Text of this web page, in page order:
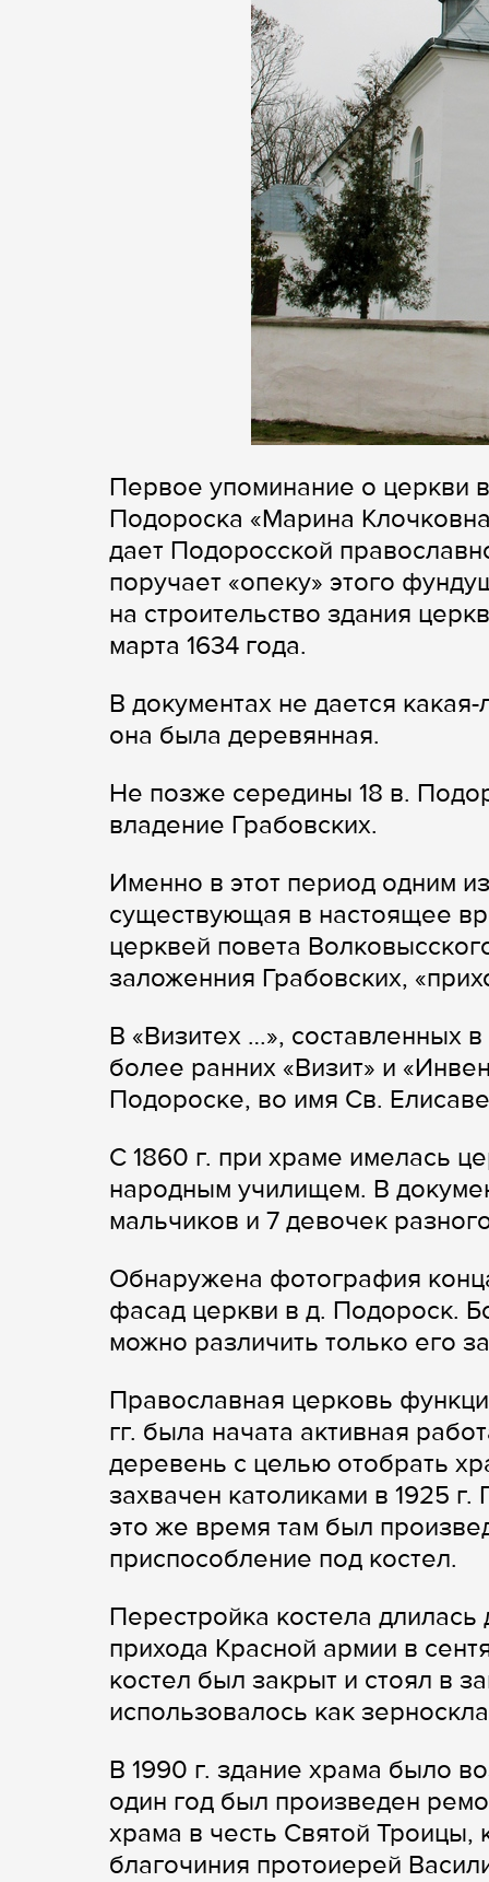
Первое упоминание о церкви
Подороска «Марина
дает Подоросской
поручает «опеку» этого
на строительство здания
марта 1634 года.
В документах не дается
она была деревянная.
Не позже середины 18 в.
владение Грабовских.
Именно в этот период одним
существующая в настоящее
церквей повета
заложенния Грабовских,
В «Визитех …», составленных
более ранних «Визит» и
Подороске, во имя Св.
С 1860 г. при храме имелась
народным училищем. В
мальчиков и 7 девочек
Обнаружена фотография
фасад церкви в д. Подороск.
можно различить только его
Православная церковь
гг. была начата активная
деревень с целью отобрать
захвачен католиками в 1925
это же время там был
приспособление под костел.
Перестройка костела
прихода Красной армии в
костел был закрыт и стоял в
использовалось как
В 1990 г. здание храма было
один год был произведен
храма в честь Святой
благочиния протоиерей